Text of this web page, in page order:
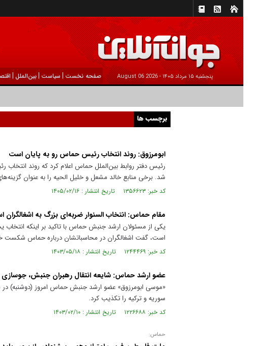
پنجشنبه ۱۵ مرداد ۱۴۰۵ - 2026 August 06 صفحه نخست | سیاست |بين‌الملل |
برچسب ها
ابومرزوق: روند انتخاب رئیس حماس رو به پایان است
رئیس دفتر روابط بین‌الملل حماس اعلام کرد که روند
شد. برخی منابع خالد مشعل و خلیل الحیه را به عنوان
کد خبر: ۱۳۵۶۶۲۳ تاریخ انتشار : ۱۴۰۵/۰۲/۱۶
مقام حماس: انتخاب السنوار ضربه‌ای بزرگ به اشغالگران
یکی از مسئولان ارشد جنبش حماس با تاکید بر اینکه
است، گفت اشغالگران در محاسباتشان درباره حماس شکست
کد خبر: ۱۲۴۴۴۶۹ تاریخ انتشار : ۱۴۰۳/۰۵/۱۸
عضو ارشد حماس: شایعه انتقال رهبران جنبش،
«موسی ابومرزوق» عضو ارشد جنبش حماس امروز (دوشنبه) در
سوریه و ترکیه را تکذیب کرد.
کد خبر: ۱۲۲۶۶۸۸ تاریخ انتشار : ۱۴۰۳/۰۲/۱۰
حماس: